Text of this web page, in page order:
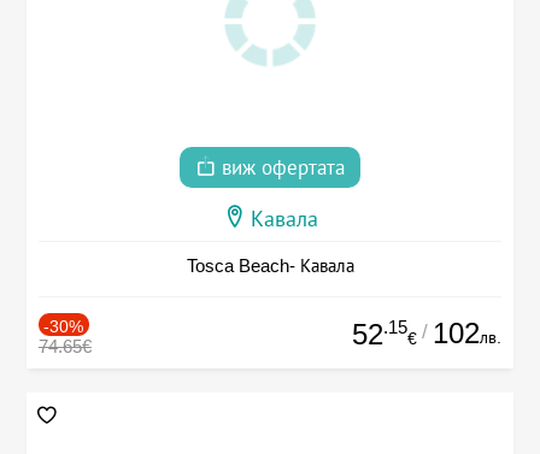
виж офертата
Кавала
Tosca Beach- Кавала
-30%
74.65€ 52.15
€ / 102лв.